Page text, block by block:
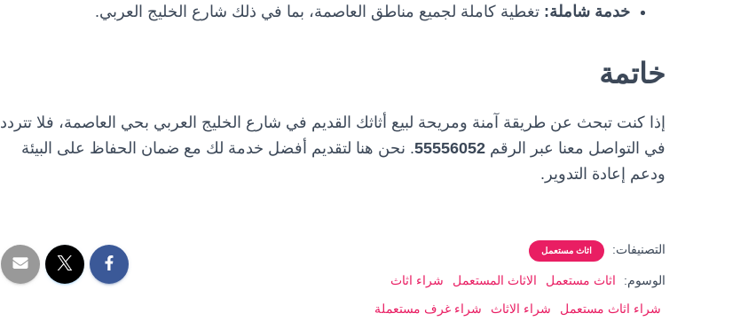
خدمة شاملة: تغطية كاملة لجميع مناطق العاصمة، بما في ذلك شارع الخليج العربي.
خاتمة
إذا كنت تبحث عن طريقة آمنة ومريحة لبيع أثاثك القديم في شارع الخليج العربي بحي العاصمة، فلا تتردد
في التواصل معنا عبر الرقم 55556052. نحن هنا لتقديم أفضل خدمة لك مع ضمان الحفاظ على البيئة
ودعم إعادة التدوير.
التصنيفات: اثاث مستعمل
الوسوم: اثاث مستعمل الاثاث المستعمل
شراء اثاث
شراء اثاث مستعمل
شراء الاثاث
شراء غرف مستعملة